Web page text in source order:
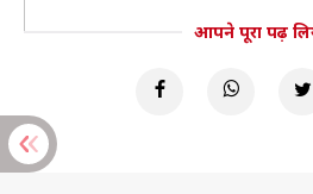
आपने पूरा पढ़